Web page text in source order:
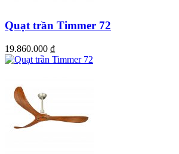
Quạt trần 5 cánh siêu mát
Quạt trần Timmer 72
19.860.000 ₫